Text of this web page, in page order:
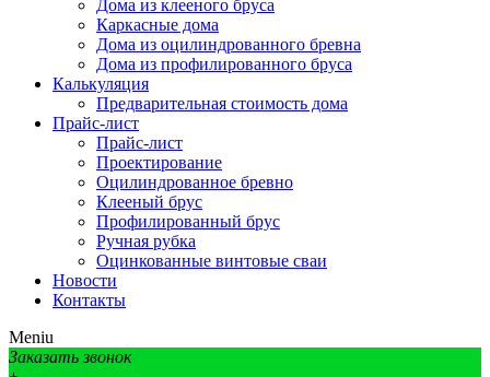
Дома из клееного бруса
Каркасные дома
Дома из оцилиндрованного бревна
Дома из профилированного бруса
Калькуляция
Предварительная стоимость дома
Прайс-лист
Прайс-лист
Проектирование
Оцилиндрованное бревно
Клееный брус
Профилированный брус
Ручная рубка
Оцинкованные винтовые сваи
Новости
Контакты
Meniu
Заказать звонок